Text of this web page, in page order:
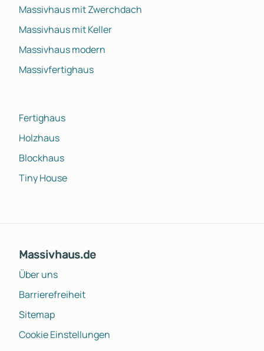
Massivhaus mit Zwerchdach
Massivhaus mit Keller
Massivhaus modern
Massivfertighaus
Fertighaus
Holzhaus
Blockhaus
Tiny House
Massivhaus.de
Über uns
Barrierefreiheit
Sitemap
Cookie Einstellungen